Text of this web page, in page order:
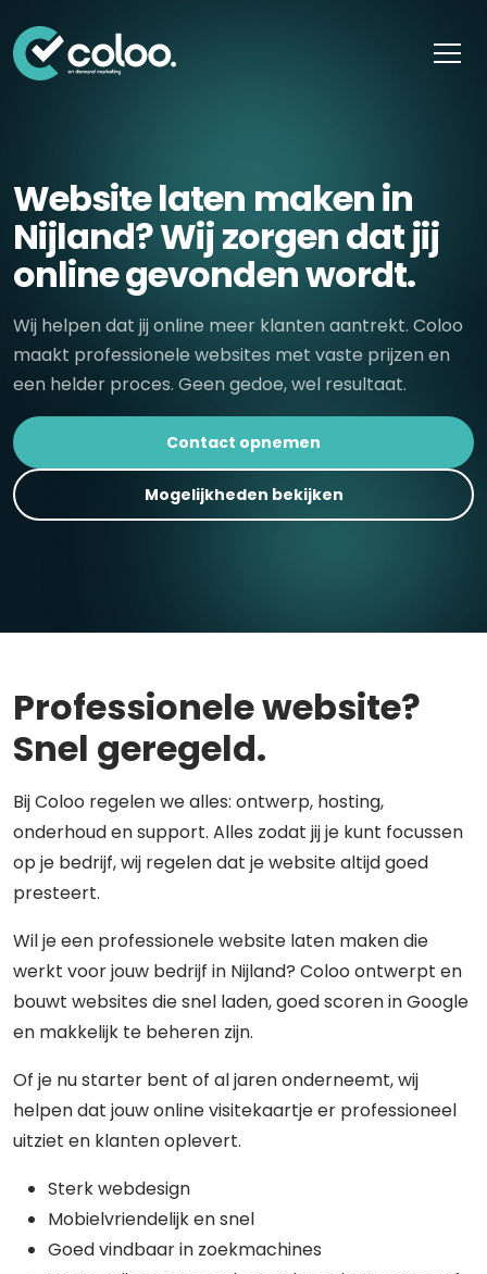
Website laten maken in
Nijland? Wij zorgen dat jij
online gevonden wordt.
Wij helpen dat jij online meer klanten aantrekt. Coloo
maakt professionele websites met vaste prijzen en
een helder proces. Geen gedoe, wel resultaat.
Contact opnemen
Mogelijkheden bekijken
Professionele website?
Snel geregeld.
Bij Coloo regelen we alles: ontwerp, hosting,
onderhoud en support. Alles zodat jij je kunt focussen
op je bedrijf, wij regelen dat je website altijd goed
presteert.
Wil je een professionele website laten maken die
werkt voor jouw bedrijf in Nijland? Coloo ontwerpt en
bouwt websites die snel laden, goed scoren in Google
en makkelijk te beheren zijn.
Of je nu starter bent of al jaren onderneemt, wij
helpen dat jouw online visitekaartje er professioneel
uitziet en klanten oplevert.
Sterk webdesign
Mobielvriendelijk en snel
Goed vindbaar in zoekmachines